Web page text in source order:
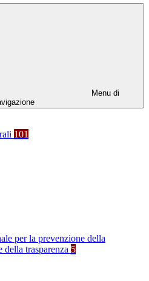
Menu di
101
per la prevenzione della
della trasparenza 5